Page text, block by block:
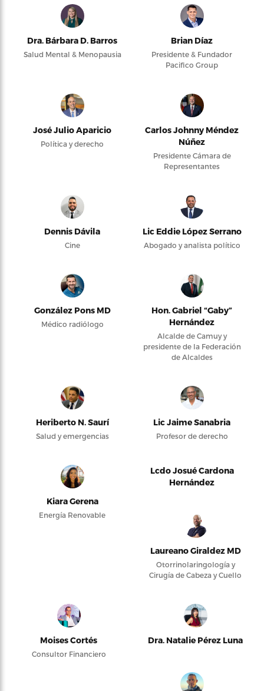
Dra. Bárbara D. Barros
Salud Mental & Menopausia
Brian Díaz
Presidente & Fundador
Pacifico Group
José Julio Aparicio
Política y derecho
Carlos Johnny Méndez
Núñez
Presidente Cámara de
Representantes
Dennis Dávila
Cine
Lic Eddie López Serrano
Abogado y analista político
González Pons MD
Médico radiólogo
Hon. Gabriel “Gaby”
Hernández
Alcalde de Camuy y
presidente de la Federación
de Alcaldes
Heriberto N. Saurí
Salud y emergencias
Lic Jaime Sanabria
Profesor de derecho
Kiara Gerena
Energía Renovable
Lcdo Josué Cardona
Hernández
Laureano Giraldez MD
Otorrinolaringología y
Cirugía de Cabeza y Cuello
Moises Cortés
Consultor Financiero
Dra. Natalie Pérez Luna